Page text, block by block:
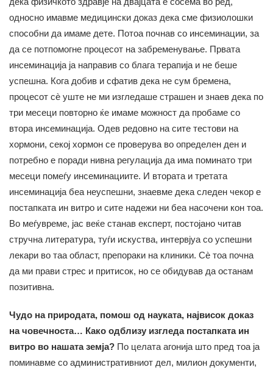
односно имавме медицински доказ дека сме физиолошки
способни да имаме дете. Потоа почнав со инсеминации, за
да се потпомогне процесот на забременување. Првата
инсеминација ја направив со блага терапија и не беше
успешна. Кога добив и сфатив дека не сум бремена,
процесот сè уште не ми изгледаше страшен и знаев дека по
три месеци повторно ќе имаме можност да пробаме со
втора инсеминација. Одев редовно на сите тестови на
хормони, секој хормон се проверува во определен ден и
потребно е поради нивна регулација да има поминато три
месеци помеѓу инсеминациите. И втората и третата
инсеминација беа неуспешни, знаевме дека следен чекор е
постапката ин витро и сите надежи ни беа насочени кон тоа.
Во меѓувреме, јас веќе станав експерт, постојано читав
стручна литература, туѓи искуства, интервјуа со успешни
лекари во таа област, препораки на клиники. Сè тоа почна
да ми прави стрес и притисок, но се обидував да останам
позитивна.
Чудо на природата, помош од науката, највисок доказ
на човечноста… Како одблизу изгледа постапката ин
витро во нашата земја? По целата агонија што пред тоа ја
поминавме со административниот дел, милион документи,